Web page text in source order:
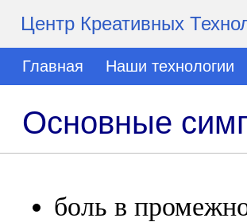
Центр Креативных
Главная Наши технологии
Основные
боль в